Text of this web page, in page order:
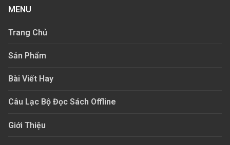
MENU
Trang Chủ
Sản Phẩm
Bài Viết Hay
Câu Lạc Bộ Đọc Sách Offline
Giới Thiệu